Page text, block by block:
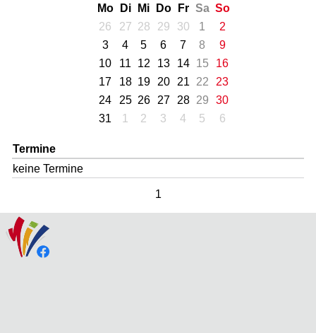
Mo
Di Mi Do Fr Sa So
26
27 28 29 30 1
2
3
4 5 6 7 8
9
10
11 12 13 14 15
16
17
18 19 20 21 22
23
24
25 26 27 28 29
30
31
1 2 3 4 5 6
Termine
keine Termine
1